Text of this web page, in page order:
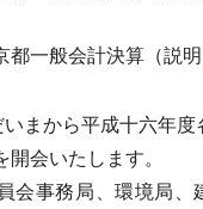
都一般会計決算（説明
まから平成十六年度
会いたします。
会事務局、環境局、